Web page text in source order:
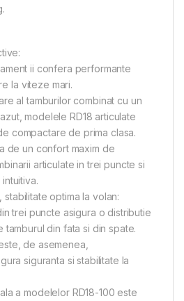
ii confera performante
la viteze mari.
al tamburilor combinat cu un
modelele RD18 articulate
compactare de prima clasa.
de un confort maxim de
articulate in trei puncte si
optima la volan:
trei puncte asigura o distributie
tamburul din fata si din spate.
de asemenea,
siguranta si stabilitate la
a modelelor RD18-100 este